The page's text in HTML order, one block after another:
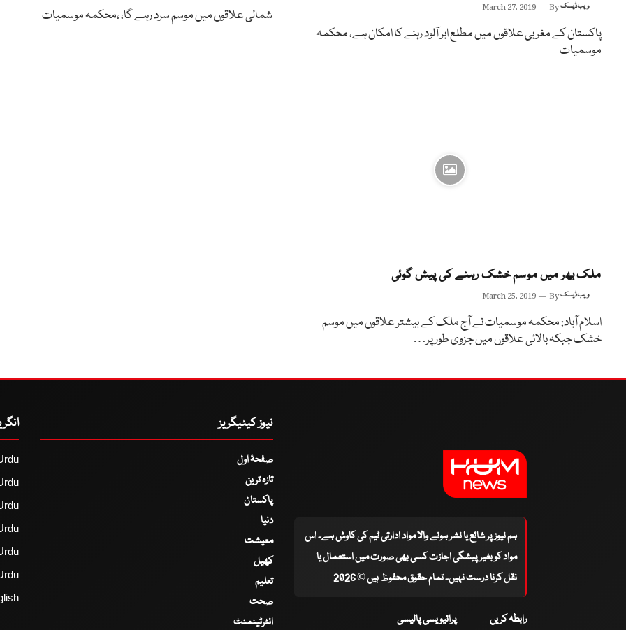
March 27, 2019 Byویب ڈیسک
پاکستان کے مغربی علاقوں میں مطلع ابر آلود رہنے کا امکان ہے، محکمہ
موسمیات
شمالی علاقوں میں موسم سرد رہے گا، ،محکمہ موسمیات
ملک بھر میں موسم خشک رہنے کی پیش گوئی
March 25, 2019 Byویب ڈیسک
اسلام آباد: محکمہ موسمیات نے آج ملک کے بیشتر علاقوں میں موسم
خشک جبکہ بالائی علاقوں میں جزوی طور پر…
ہم نیوز پر شائع یا نشر ہونے والا مواد ادارتی ٹیم کی کاوش ہے۔ اس
مواد کو بغیر پیشگی اجازت کسی بھی صورت میں استعمال یا
نقل کرنا درست نہیں۔ تمام حقوق محفوظ ہیں © 2026
رابطہ کریں پرائیویسی پالیسی
نیوز کیٹیگریز
صفحۂ اول
تازہ ترین
پاکستان
دنیا
معیشت
کھیل
تعلیم
صحت
انٹرٹینمنٹ